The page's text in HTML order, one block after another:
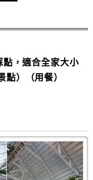
，適合全家大小
）（用餐）